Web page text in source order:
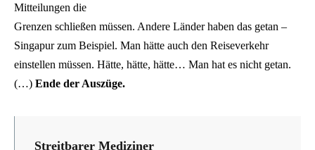
Mitteilungen die
Grenzen schließen müssen. Andere Länder haben das getan –
Singapur zum Beispiel. Man hätte auch den Reiseverkehr
einstellen müssen. Hätte, hätte, hätte… Man hat es nicht getan.
(…) Ende der Auszüge.
Streitbarer Mediziner